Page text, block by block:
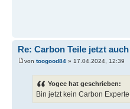
Re: Carbon Teile jetzt
von toogood84 » 17.04.2024, 12:39
Yogee hat geschrieben:
Bin jetzt kein Carbon